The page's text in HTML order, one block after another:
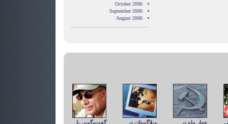
October 2006
September 2006
August 2006
چهار ماه در
وبلاگستان در
گفت‌وگویی با